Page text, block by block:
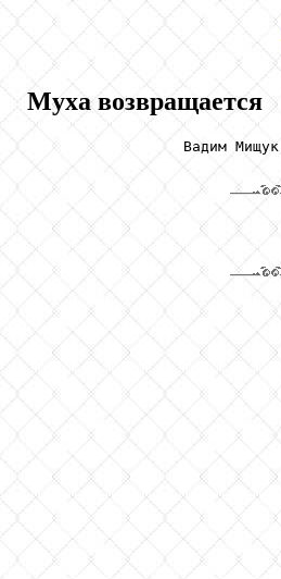
Муха возвращается
                  Вадим Мищук